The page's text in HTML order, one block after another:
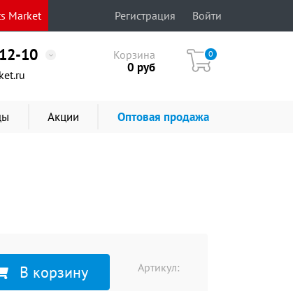
Market Регистрация Войти
10 Корзина
0 руб
0
Акции Оптовая продажа
В корзину Артикул: